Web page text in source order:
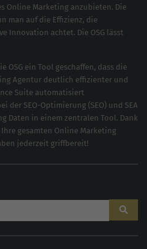
Online Marketing anzubieten. Die
man auf die Effizienz, die
Innovation achtet. Die OSG lässt
OSG ein Tool geschaffen, dass die
Agentur deutlich effizienter und
Suite automatisiert
der SEO-Optimierung (SEO) und SEA
Daten in einem zentralen Tool. Dank
gesamten Online Marketing
jederzeit griffbereit!